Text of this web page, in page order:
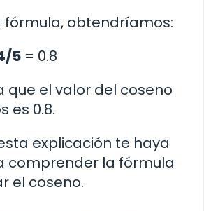
fórmula, obtendríamos:
5 = 0.8
que el valor del coseno
es 0.8.
explicación te haya
comprender la fórmula
el coseno.